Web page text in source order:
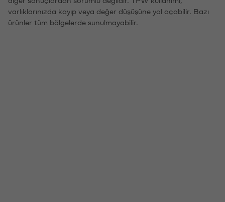
varlıklarınızda kayıp veya değer düşüşüne yol açabilir. Bazı
ürünler tüm bölgelerde sunulmayabilir.